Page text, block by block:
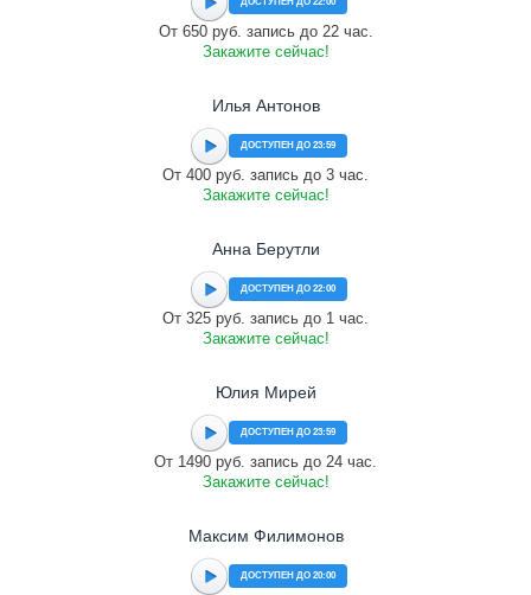
От 650 руб. запись до 22 час.
Закажите сейчас!
Илья Антонов
ДОСТУПЕН ДО 23:59
От 400 руб. запись до 3 час.
Закажите сейчас!
Анна Берутли
ДОСТУПЕН ДО 22:00
От 325 руб. запись до 1 час.
Закажите сейчас!
Юлия Мирей
ДОСТУПЕН ДО 23:59
От 1490 руб. запись до 24 час.
Закажите сейчас!
Максим Филимонов
ДОСТУПЕН ДО 20:00